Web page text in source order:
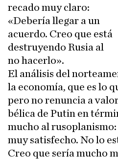
recado muy claro:
«Debería llegar a un
acuerdo. Creo que está
destruyendo Rusia al
no hacerlo».
El análisis del
la economía, que es lo
pero no renuncia a
bélica de Putin en
mucho al
muy satisfecho. No lo
Creo que sería mucho